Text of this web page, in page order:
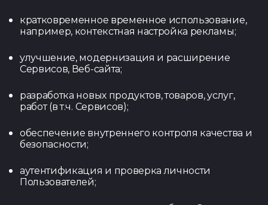
кратковременное временное использование,
например, контекстная настройка рекламы;
улучшение, модернизация и расширение
Сервисов, Веб-сайта;
разработка новых продуктов, товаров, услуг,
работ (в т.ч. Сервисов);
обеспечение внутреннего контроля качества и
безопасности;
аутентификация и проверка личности
Пользователей;